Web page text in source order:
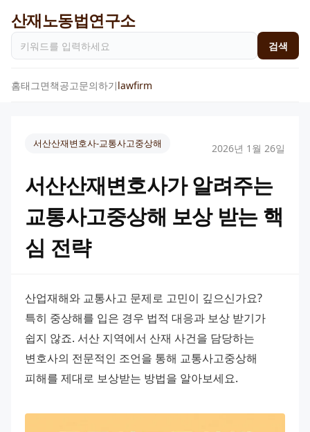
산재노동법연구소
검색
홈태그면책공고문의하기lawfirm
서산산재변호사-교통사고중상해 2026년 1월 26일
서산산재변호사가 알려주는
교통사고중상해 보상 받는 핵
심 전략
산업재해와 교통사고 문제로 고민이 깊으신가요?
특히 중상해를 입은 경우 법적 대응과 보상 받기가
쉽지 않죠. 서산 지역에서 산재 사건을 담당하는
변호사의 전문적인 조언을 통해 교통사고중상해
피해를 제대로 보상받는 방법을 알아보세요.